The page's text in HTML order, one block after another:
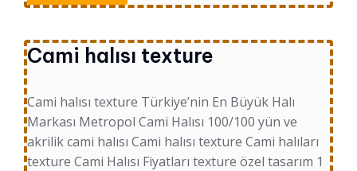
Cami halısı texture
Cami halısı texture Türkiye’nin En Büyük Halı
Markası Metropol Cami Halısı 100/100 yün ve
akrilik cami halısı Cami halısı texture Cami halıları
texture Cami Halısı Fiyatları texture özel tasarım 1